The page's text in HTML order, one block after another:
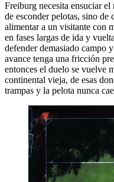
Freiburg necesita ensuciar
de esconder pelotas, sino
alimentar a un visitante con
en fases largas de ida y
defender demasiado campo
avance tenga una fricción
entonces el duelo se vuelve
continental vieja, de esas
trampas y la pelota nunca